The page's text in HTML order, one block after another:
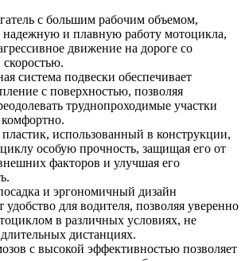
с большим рабочим объемом,
надежную и плавную работу мотоцикла,
движение на дороге со
скоростью.
система подвески обеспечивает
с поверхностью, позволяя
труднопроходимые участки
использованный в конструкции,
особую прочность, защищая его от
факторов и улучшая его
и эргономичный дизайн
удобство для водителя, позволяя уверенно
в различных условиях, не
дистанциях.
с высокой эффективностью позволяет